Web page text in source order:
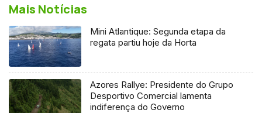
Mais Notícias
Mini Atlantique: Segunda etapa da
regata partiu hoje da Horta
Azores Rallye: Presidente do Grupo
Desportivo Comercial lamenta
indiferença do Governo